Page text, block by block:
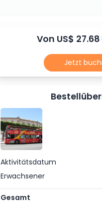
Von US$ 27.68
Jetzt
Aktivitätsdatum
Erwachsener
Gesamt